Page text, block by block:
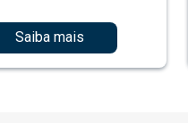
Saiba mais